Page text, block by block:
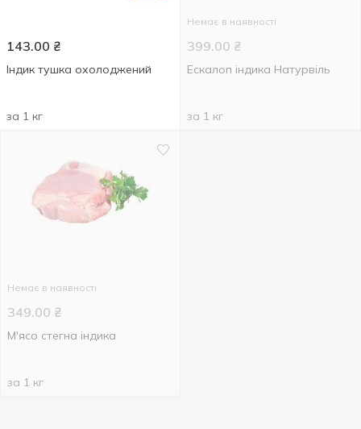
143.00 ₴
Індик тушка охолоджений
за 1 кг
Немає в наявності
399.00 ₴
Ескалоп індика Натурвіль
за 1 кг
Немає в наявності
349.00 ₴
М'ясо стегна індика
за 1 кг